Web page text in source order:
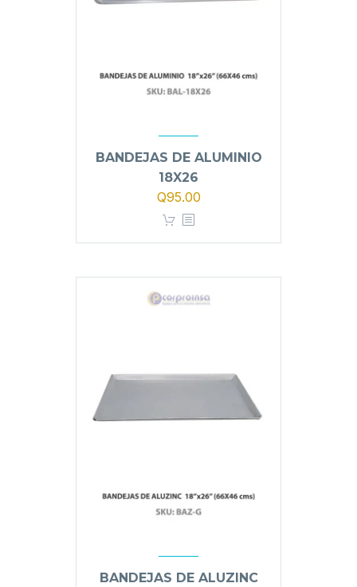
BANDEJAS DE ALUMINIO
18X26
Q95.00
BANDEJAS DE ALUZINC